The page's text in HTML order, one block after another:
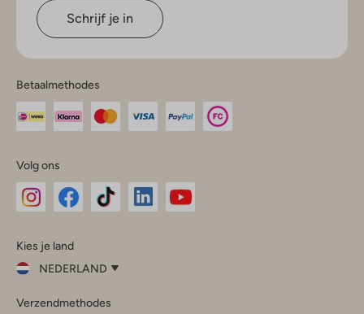
Schrijf je in
Betaalmethodes
Volg ons
InstagramFacebook
Kies je land
NEDERLAND
je
Verzendmethodes